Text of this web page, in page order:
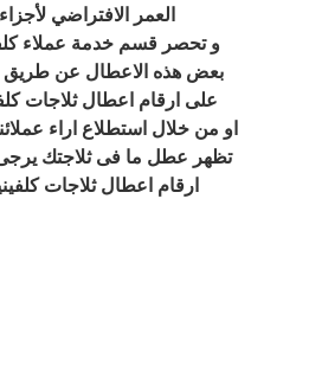
العمر الافتراضي
و تحصر قسم خدمة عملاء
بعض هذه الاعطال عن طريق
على ارقام اعطال ثلاجات
او من خلال استطلاع اراء
تظهر عطل ما فى ثلاجتك
ارقام اعطال ثلاجات